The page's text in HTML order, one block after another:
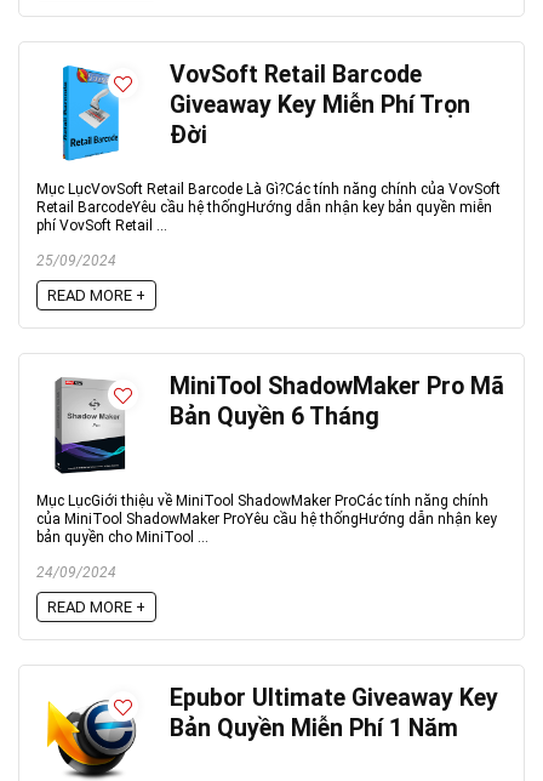
VovSoft Retail Barcode
Giveaway Key Miễn Phí Trọn
Đời
Mục LụcVovSoft Retail Barcode Là Gì?Các tính năng chính của VovSoft
Retail BarcodeYêu cầu hệ thốngHướng dẫn nhận key bản quyền miễn
phí VovSoft Retail ...
25/09/2024
READ MORE +
MiniTool ShadowMaker Pro Mã
Bản Quyền 6 Tháng
Mục LụcGiới thiệu về MiniTool ShadowMaker ProCác tính năng chính
của MiniTool ShadowMaker ProYêu cầu hệ thốngHướng dẫn nhận key
bản quyền cho MiniTool ...
24/09/2024
READ MORE +
Epubor Ultimate Giveaway Key
Bản Quyền Miễn Phí 1 Năm